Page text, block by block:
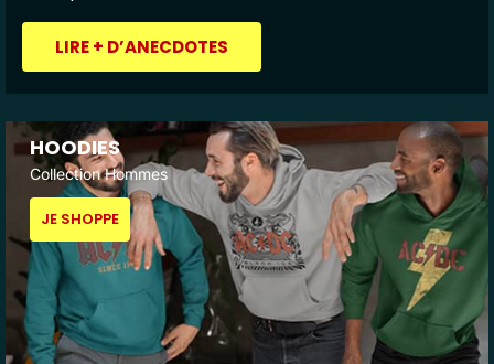
LIRE + D’ANECDOTES
HOODIES
Collection Hommes
JE SHOPPE